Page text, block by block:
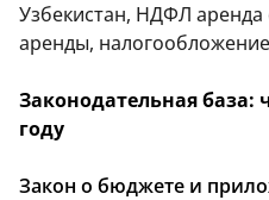
Узбекистан, НДФЛ
аренды,
Законодательная база:
году
Закон о бюджете и